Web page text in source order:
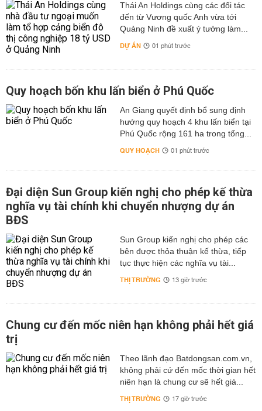
Thái An Holdings cùng các đối tác
đến từ Vương quốc Anh vừa tới
Quảng Ninh đề xuất ý tưởng làm...
DỰ ÁN 01 phút trước
Quy hoạch bốn khu lấn biển ở Phú Quốc
An Giang quyết định bổ sung định
hướng quy hoạch 4 khu lấn biển tại
Phú Quốc rộng 161 ha trong tổng...
QUY HOẠCH 01 phút trước
Đại diện Sun Group kiến nghị cho phép kế thừa
nghĩa vụ tài chính khi chuyển nhượng dự án
BĐS
Sun Group kiến nghị cho phép các
bên được thỏa thuận kế thừa, tiếp
tục thực hiện các nghĩa vụ tài...
THỊ TRƯỜNG 13 giờ trước
Chung cư đến mốc niên hạn không phải hết giá
trị
Theo lãnh đạo Batdongsan.com.vn,
không phải cứ đến mốc thời gian hết
niên hạn là chung cư sẽ hết giá...
THỊ TRƯỜNG 17 giờ trước